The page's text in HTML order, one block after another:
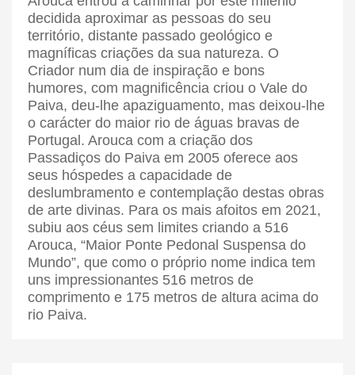
decidida aproximar as pessoas do seu
território, distante passado geológico e
magníficas criações da sua natureza. O
Criador num dia de inspiração e bons
humores, com magnificência criou o Vale do
Paiva, deu-lhe apaziguamento, mas deixou-lhe
o carácter do maior rio de águas bravas de
Portugal. Arouca com a criação dos
Passadiços do Paiva em 2005 oferece aos
seus hóspedes a capacidade de
deslumbramento e contemplação destas obras
de arte divinas. Para os mais afoitos em 2021,
subiu aos céus sem limites criando a 516
Arouca, “Maior Ponte Pedonal Suspensa do
Mundo”, que como o próprio nome indica tem
uns impressionantes 516 metros de
comprimento e 175 metros de altura acima do
rio Paiva.